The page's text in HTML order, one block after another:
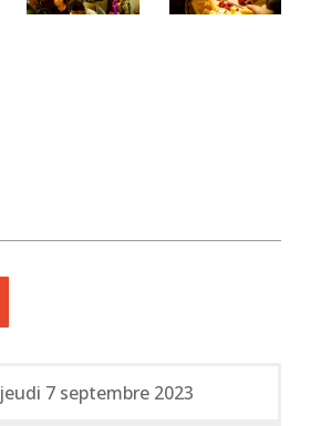
jeudi 7 septembre 2023